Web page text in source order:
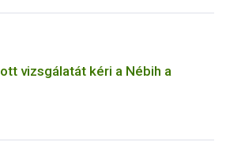
vizsgálatát kéri a Nébih a